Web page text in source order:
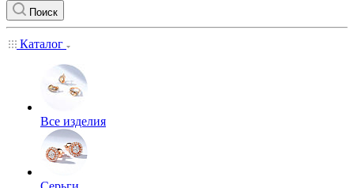
Поиск
Каталог
Все изделия